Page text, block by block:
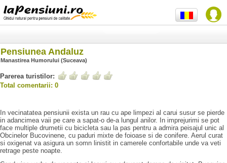
Pensiunea Andaluz
Manastirea Humorului (Suceava)
Parerea turistilor:
Total comentarii: 0
In vecinatatea pensiunii exista un rau cu ape limpezi al carui susur se pierde
in adancimea vaii pe care a sapat-o de-a lungul anilor. In imprejurimi se pot
face multiple drumetii cu bicicleta sau la pas pentru a admira peisajul unic al
Obcinelor Bucovinene, cu paduri mixte de foioase si de conifere. Aerul curat
si oxigenat va asigura un somn linistit in camerele confortabile unde va veti
retrage peste noapte.